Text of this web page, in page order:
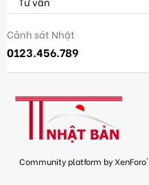
Cảnh sát Nhật
0123.456.789
Community platform by XenForo®